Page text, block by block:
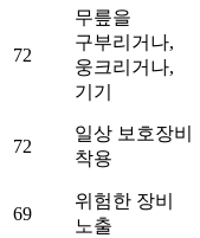
72
무릎을
구부리거나,
웅크리거나,
기기
72
일상 보호장비
착용
69
위험한 장비
노출